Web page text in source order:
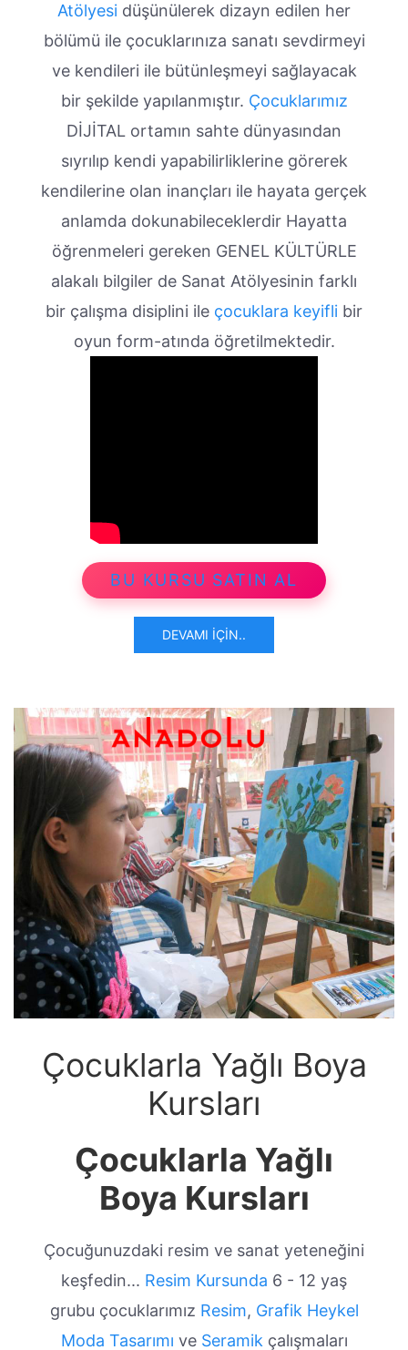
Atölyesi düşünülerek dizayn edilen her
bölümü ile çocuklarınıza sanatı sevdirmeyi
ve kendileri ile bütünleşmeyi sağlayacak
bir şekilde yapılanmıştır. Çocuklarımız
DİJİTAL ortamın sahte dünyasından
sıyrılıp kendi yapabilirliklerine görerek
kendilerine olan inançları ile hayata gerçek
anlamda dokunabileceklerdir Hayatta
öğrenmeleri gereken GENEL KÜLTÜRLE
alakalı bilgiler de Sanat Atölyesinin farklı
bir çalışma disiplini ile çocuklara keyifli bir
oyun form-atında öğretilmektedir.
BU KURSU SATIN AL
DEVAMI İÇIN..
Çocuklarla Yağlı Boya
Kursları
Çocuklarla Yağlı
Boya Kursları
Çocuğunuzdaki resim ve sanat yeteneğini
keşfedin... Resim Kursunda 6 - 12 yaş
grubu çocuklarımız Resim, Grafik Heykel
Moda Tasarımı veSeramik çalışmaları